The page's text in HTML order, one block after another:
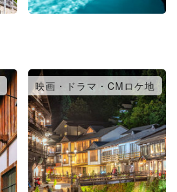
映画・ドラマ・CMロケ地